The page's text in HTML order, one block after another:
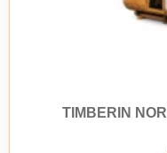
TIMBERIN